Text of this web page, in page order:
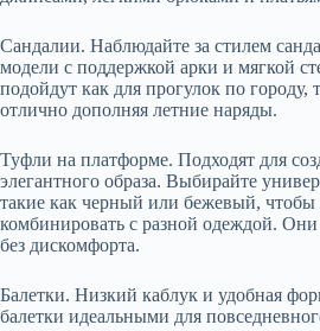
Сандалии. Наблюдайте за стилем
модели с поддержкой арки и мягкой
подойдут как для прогулок по городу,
отлично дополняя летние наряды.
Туфли на платформе. Подходят для
элегантного образа. Выбирайте
такие как черный или бежевый, чтобы
комбинировать с разной одеждой.
без дискомфорта.
Балетки. Низкий каблук и удобная
балетки идеальными для